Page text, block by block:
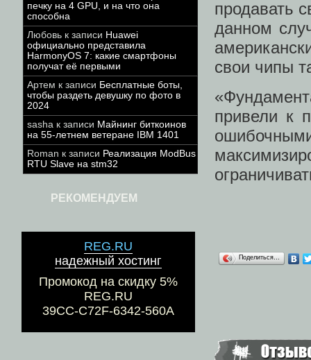
печку на 4 GPU, и на что она
способна
Любовь к записи Huawei
официально представила
HarmonyOS 7: какие смартфоны
получат её первыми
Артем к записи Бесплатные боты,
чтобы раздеть девушку по фото в
2024
sasha к записи Майнинг биткоинов
на 55-летнем ветеране IBM 1401
Roman к записи Реализация ModBus
RTU Slave на stm32
РЕКОМЕНДУЕМ
REG.RU
надежный хостинг
Промокод на скидку 5%
REG.RU
39CC-C72F-6342-560A
продавать
данном
свои чипы
привели к
Поделиться…